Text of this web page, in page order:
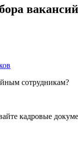
вакансий
сотрудникам?
кадровые